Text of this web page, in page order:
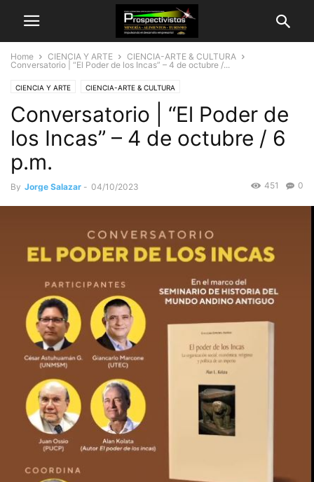
Home CIENCIA Y ARTE
CIENCIA-ARTE & CULTURA
Conversatorio | “El Poder de los Incas” – 4 de octubre /...
CIENCIA Y ARTE CIENCIA-ARTE & CULTURA
Conversatorio | “El Poder de
los Incas” – 4 de octubre / 6
p.m.
By Jorge Salazar - 04/10/2023 0
451